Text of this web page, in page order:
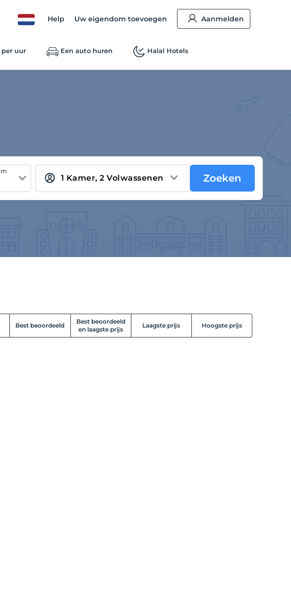
Help Uw eigendom toevoegen Aanmelden
per uur Een auto huren Halal Hotels
Zoeken
Best beoordeeld
Best beoordeeld
en laagste prijs
Laagste prijs Hoogste prijs